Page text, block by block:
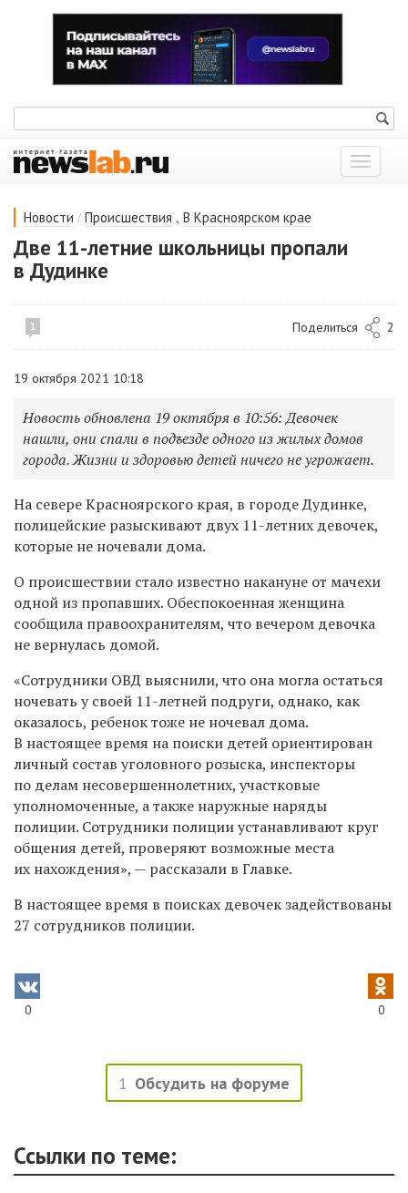
Показать
меню
Новости / Происшествия , В Красноярском крае
Две 11-летние школьницы пропали
в Дудинке
1 Поделиться 2
19 октября 2021 10:18
Новость обновлена 19 октября в 10:56: Девочек
нашли, они спали в подъездеодного из жилых домов
города. Жизни и здоровью детей ничего не угрожает.
На севере Красноярского края, в городе Дудинке,
полицейские разыскивают двух 11-летних девочек,
которые не ночевали дома.
О происшествии стало известно накануне от мачехи
одной из пропавших. Обеспокоенная женщина
сообщила правоохранителям, что вечером девочка
не вернулась домой.
«Сотрудники ОВД выяснили, что она могла остаться
ночевать у своей 11-летней подруги, однако, как
оказалось, ребенок тоже не ночевал дома.
В настоящее время на поиски детей ориентирован
личный состав уголовного розыска, инспекторы
по делам несовершеннолетних, участковые
уполномоченные, а также наружные наряды
полиции. Сотрудники полиции устанавливают круг
общения детей, проверяют возможные места
их нахождения», — рассказали в Главке.
В настоящее время в поисках девочек задействованы
27 сотрудников полиции.
0 0
1 Обсудить на форуме
Ссылки по теме: